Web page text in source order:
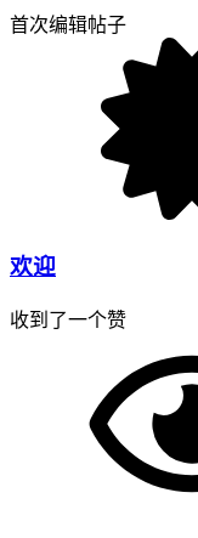
首次编辑帖子
欢迎
收到了一个赞